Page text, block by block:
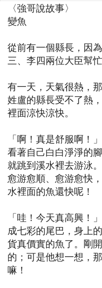
〈強哥說故事〉
變魚
從前有一個縣長，因
三、李四兩位大臣幫
有一天，天氣很熱，
姓盧的縣長受不了熱
裡面涼快涼快。
「啊！真是舒服啊！
看著自己白白淨淨的
就跳到溪水裡去游泳
愈游愈順、愈游愈快
水裡面的魚還快呢！
「哇！今天真高興！
成七彩的尾巴，身上
貨真價實的魚了。剛
的；可是他想一想，
嘛！